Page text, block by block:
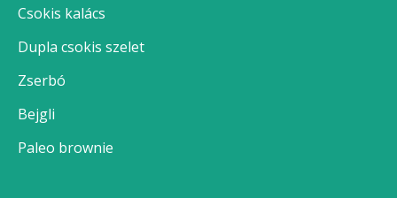
Csokis kalács
Dupla csokis szelet
Zserbó
Bejgli
Paleo brownie